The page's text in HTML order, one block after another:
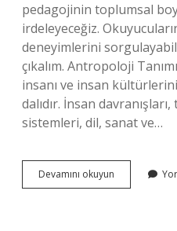
pedagojinin toplumsal
irdeleyeceğiz.
deneyimlerini
çıkalım. Antropoloji
insanı ve insan
dalıdır. İnsan
sistemleri, dil, sanat ve…
Devamını okuyun Antropoloji
neyin